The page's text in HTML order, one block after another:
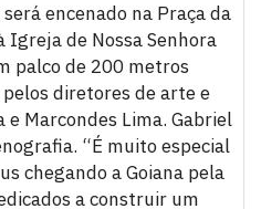
encenado na Praça da
de Nossa Senhora
palco de 200 metros
diretores de arte e
e Marcondes Lima. Gabriel
“É muito especial
chegando a Goiana pela
a construir um